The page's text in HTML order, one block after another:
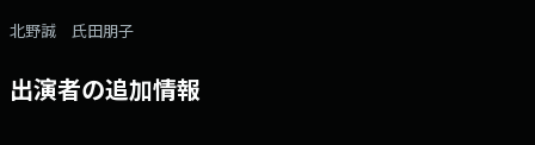
北野誠 氏田朋子
出演者の追加情報